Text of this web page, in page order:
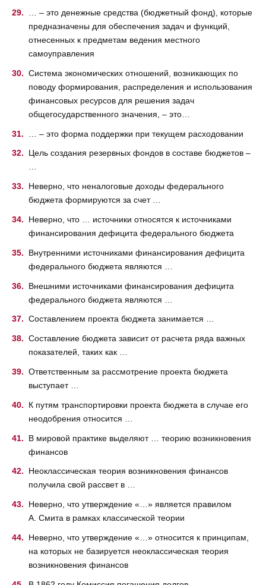
… – это денежные средства (бюджетный фонд), которые
предназначены для обеспечения задач и функций,
отнесенных к предметам ведения местного
самоуправления
Система экономических отношений, возникающих по
поводу формирования, распределения и использования
финансовых ресурсов для решения задач
общегосударственного значения, – это…
… – это форма поддержки при текущем расходовании
Цель создания резервных фондов в составе бюджетов –
…
Неверно, что неналоговые доходы федерального
бюджета формируются за счет …
Неверно, что … источники относятся к источниками
финансирования дефицита федерального бюджета
Внутренними источниками финансирования дефицита
федерального бюджета являются …
Внешними источниками финансирования дефицита
федерального бюджета являются …
Составлением проекта бюджета занимается …
Составление бюджета зависит от расчета ряда важных
показателей, таких как …
Ответственным за рассмотрение проекта бюджета
выступает …
К путям транспортировки проекта бюджета в случае его
неодобрения относится …
В мировой практике выделяют … теорию возникновения
финансов
Неоклассическая теория возникновения финансов
получила свой рассвет в …
Неверно, что утверждение «…» является правилом
А. Смита в рамках классической теории
Неверно, что утверждение «…» относится к принципам,
на которых не базируется неоклассическая теория
возникновения финансов